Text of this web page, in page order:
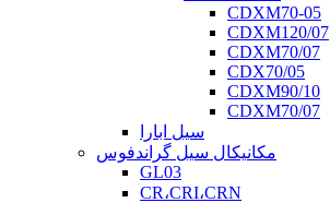
CDXM70-05
CDXM120/07
CDXM70/07
CDX70/05
CDXM90/10
CDXM70/07
سیل ابارا
مکانیکال سیل گراندفوس
GL03
CR،CRI،CRN